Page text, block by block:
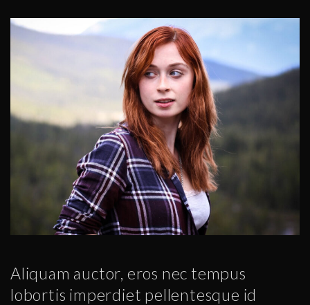
Aliquam auctor, eros nec tempus
lobortis imperdiet pellentesque id